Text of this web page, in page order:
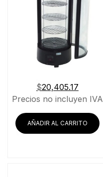
$20,405.17
Precios no incluyen IVA
AÑADIR AL CARRITO